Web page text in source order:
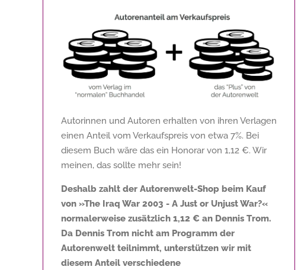
Autorinnen und Autoren erhalten von ihren Verlagen
einen Anteil vom Verkaufspreis von etwa 7%. Bei
diesem Buch wäre das ein Honorar von 1,12 €. Wir
meinen, das sollte mehr sein!
Deshalb zahlt der Autorenwelt-Shop beim Kauf
von »The Iraq War 2003 - A Just or Unjust War?«
normalerweise zusätzlich 1,12 € an Dennis Trom.
Da Dennis Trom nicht am Programm der
Autorenwelt teilnimmt, unterstützen wir mit
diesem Anteil verschiedene